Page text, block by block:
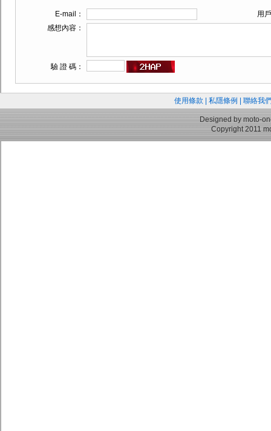
E-mail：
用
感想內容：
驗 證 碼：
使用條款 私隱條例 聯絡我
Designed by moto-
Copyright 2011